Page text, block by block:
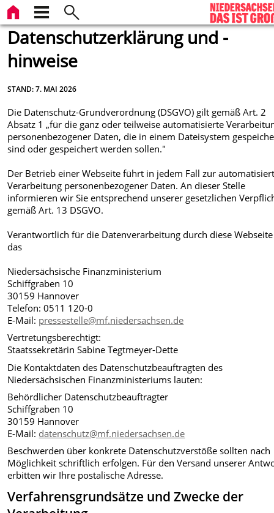
Datenschutzerklärung und -
hinweise
STAND: 7. MAI 2026
Die Datenschutz-Grundverordnung (DSGVO) gilt gemäß Art. 2
Absatz 1 „für die ganz oder teilweise automatisierte
personenbezogener Daten, die in einem Dateisystem
sind oder gespeichert werden sollen."
Der Betrieb einer Webseite führt in jedem Fall zur
Verarbeitung personenbezogener Daten. An dieser Stelle
informieren wir Sie entsprechend unserer gesetzlichen
gemäß Art. 13 DSGVO.
Verantwortlich für die Datenverarbeitung durch diese
das
Niedersächsische Finanzministerium
Schiffgraben 10
30159 Hannover
Telefon: 0511 120-0
E-Mail: pressestelle@mf.niedersachsen.de
Vertretungsberechtigt:
Staatssekretärin Sabine Tegtmeyer-Dette
Die Kontaktdaten des Datenschutzbeauftragten des
Niedersächsischen Finanzministeriums lauten:
Behördlicher Datenschutzbeauftragter
Schiffgraben 10
30159 Hannover
E-Mail: datenschutz@mf.niedersachsen.de
Beschwerden über konkrete Datenschutzverstöße sollten nach
Möglichkeit schriftlich erfolgen. Für den Versand unserer
erbitten wir Ihre postalische Adresse.
Verfahrensgrundsätze und Zwecke der